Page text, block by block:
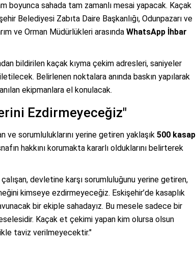
boyunca sahada tam zamanlı mesai yapacak. Kaçak
Belediyesi Zabıta Daire Başkanlığı, Odunpazarı ve
ve Orman Müdürlükleri arasında WhatsApp İhbar
bildirilen kaçak kıyma çekim adresleri, saniyeler
Belirlenen noktalara anında baskın yapılarak
ekipmanlara el konulacak.
Ezdirmeyeceğiz"
ve sorumluluklarını yerine getiren yaklaşık 500 kasap
hakkını korumakta kararlı olduklarını belirterek
devletine karşı sorumluluğunu yerine getiren,
kimseye ezdirmeyeceğiz. Eskişehir’de kasaplık
bir ekiple sahadayız. Bu mesele sadece bir
Kaçak et çekimi yapan kim olursa olsun
taviz verilmeyecektir."